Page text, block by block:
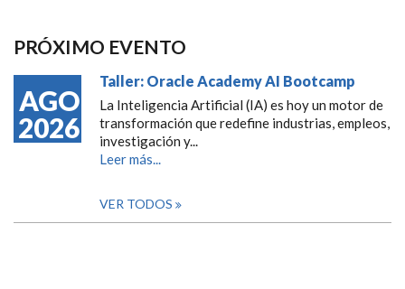
PRÓXIMO EVENTO
AGO
2026
Taller: Oracle Academy AI Bootcamp
La Inteligencia Artificial (IA) es hoy un motor de
transformación que redefine industrias, empleos,
investigación y...
Leer más...
VER TODOS